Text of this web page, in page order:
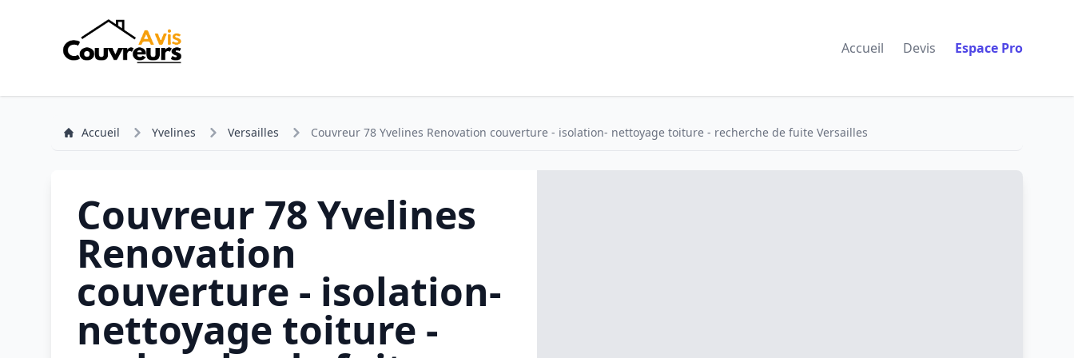
Accueil Devis Espace Pro
Accueil Yvelines Versailles Couvreur 78 Yvelines Renovation couverture - isolation- nettoyage toiture - recherche de fuite Versailles
Couvreur 78 Yvelines
Renovation
couverture - isolation-
nettoyage toiture -